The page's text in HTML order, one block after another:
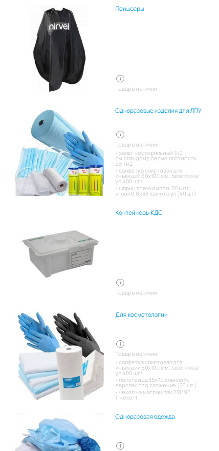
Пеньюары
Товар в наличии
Одноразовые изделия для ЛПУ
Товар в наличии:
халат нестерильный 140
см,спандонд белые плотность
25г/м2
салфетка спиртовая для
инъекций 60х100 мм. /асептика/
уп 400 шт/
шприц трехкомпон. 20 мл с
иглой 0,8х38 комета уп (40 шт)
Контейнеры КДС
Товар в наличии
Для косметологии
Товар в наличии:
салфетка спиртовая для
инъекций 60х100 мм. /асептика/
уп 400 шт/
полотенца 35х70 спанлейс
европак отд.сложение (50 шт.)
чехол на матрац пвх 210*90
(1чехол)
Одноразовая одежда